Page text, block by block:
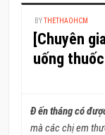
BYTHETHAOHCM
[Chuyên
uống
Đ ến tháng có
mà các chị em